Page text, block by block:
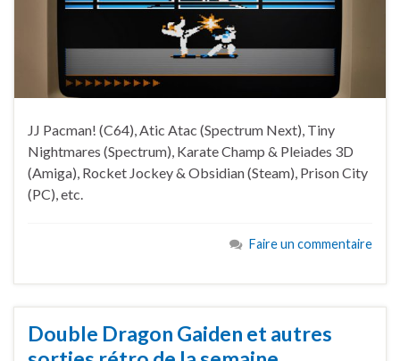
JJ Pacman! (C64), Atic Atac (Spectrum Next), Tiny
Nightmares (Spectrum), Karate Champ & Pleiades 3D
(Amiga), Rocket Jockey & Obsidian (Steam), Prison City
(PC), etc.
Faire un commentaire
Double Dragon Gaiden et autres